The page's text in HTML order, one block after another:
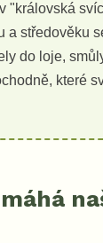
"královská
a středověku
do loje,
které